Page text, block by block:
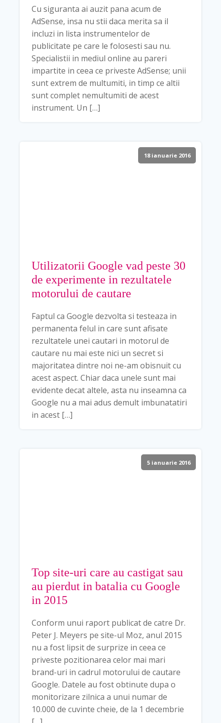
Cu siguranta ai auzit pana acum de
AdSense, insa nu stii daca merita sa il
incluzi in lista instrumentelor de
publicitate pe care le folosesti sau nu.
Specialistii in mediul online au pareri
impartite in ceea ce priveste AdSense; unii
sunt extrem de multumiti, in timp ce altii
sunt complet nemultumiti de acest
instrument. Un […]
18 ianuarie 2016
Utilizatorii Google vad peste 30
de experimente in rezultatele
motorului de cautare
Faptul ca Google dezvolta si testeaza in
permanenta felul in care sunt afisate
rezultatele unei cautari in motorul de
cautare nu mai este nici un secret si
majoritatea dintre noi ne-am obisnuit cu
acest aspect. Chiar daca unele sunt mai
evidente decat altele, asta nu inseamna ca
Google nu a mai adus demult imbunatatiri
in acest […]
5 ianuarie 2016
Top site-uri care au castigat sau
au pierdut in batalia cu Google
in 2015
Conform unui raport publicat de catre Dr.
Peter J. Meyers pe site-ul Moz, anul 2015
nu a fost lipsit de surprize in ceea ce
priveste pozitionarea celor mai mari
brand-uri in cadrul motorului de cautare
Google. Datele au fost obtinute dupa o
monitorizare zilnica a unui numar de
10.000 de cuvinte cheie, de la 1 decembrie